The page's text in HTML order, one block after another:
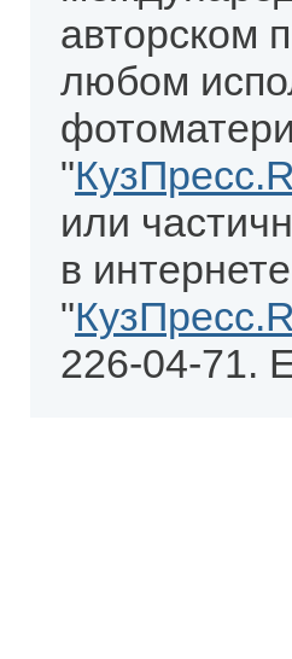
авторском
любом
"
или
в
"
226-04-71.